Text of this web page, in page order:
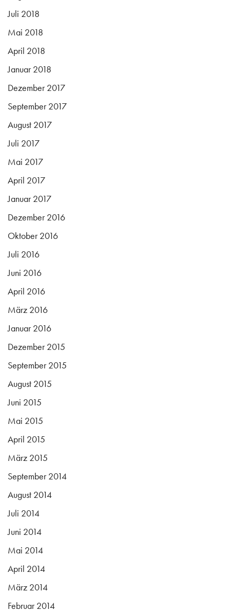
Juli 2018
Mai 2018
April 2018
Januar 2018
Dezember 2017
September 2017
August 2017
Juli 2017
Mai 2017
April 2017
Januar 2017
Dezember 2016
Oktober 2016
Juli 2016
Juni 2016
April 2016
März 2016
Januar 2016
Dezember 2015
September 2015
August 2015
Juni 2015
Mai 2015
April 2015
März 2015
September 2014
August 2014
Juli 2014
Juni 2014
Mai 2014
April 2014
März 2014
Februar 2014